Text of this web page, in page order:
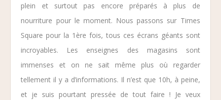
plein et surtout pas encore préparés à plus de
nourriture pour le moment. Nous passons sur Times
Square pour la 1ère fois, tous ces écrans géants sont
incroyables. Les enseignes des magasins sont
immenses et on ne sait même plus où regarder
tellement il y a d’informations. Il n’est que 10h, à peine,
et je suis pourtant pressée de tout faire ! Je veux